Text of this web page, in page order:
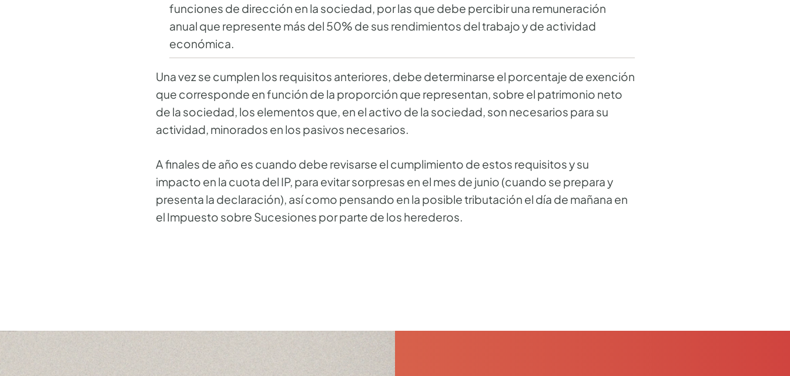
funciones de dirección en la sociedad, por las que debe percibir una remuneración
anual que represente más del 50% de sus rendimientos del trabajo y de actividad
económica.
Una vez se cumplen los requisitos anteriores, debe determinarse el porcentaje de exención
que corresponde en función de la proporción que representan, sobre el patrimonio neto
de la sociedad, los elementos que, en el activo de la sociedad, son necesarios para su
actividad, minorados en los pasivos necesarios.
A finales de año es cuando debe revisarse el cumplimiento de estos requisitos y su
impacto en la cuota del IP, para evitar sorpresas en el mes de junio (cuando se prepara y
presenta la declaración), así como pensando en la posible tributación el día de mañana en
el Impuesto sobre Sucesiones por parte de los herederos.